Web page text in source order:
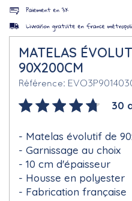
MATELAS
90X200CM
Référence
30
Matelas évolutif de
Garnissage au choix
10 cm d'épaisseur
Housse en polyester
Fabrication française